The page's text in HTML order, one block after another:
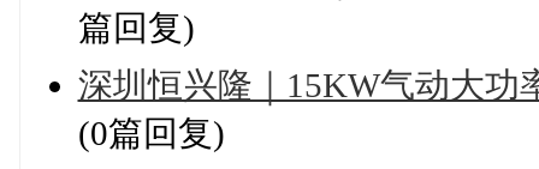
篇回复)
深圳恒兴隆｜15KW气动大功
(0篇回复)